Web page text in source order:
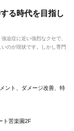
る時代を目指し
迫症に近い強烈なクセで、
のが現状です。しかし専門
ント、ダメージ改善、特
ト苦楽園2F